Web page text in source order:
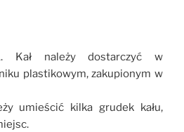
Kał należy dostarczyć w
plastikowym, zakupionym w
umieścić kilka grudek kału,